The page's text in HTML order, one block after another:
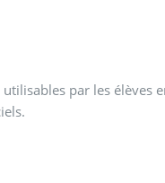
par les élèves